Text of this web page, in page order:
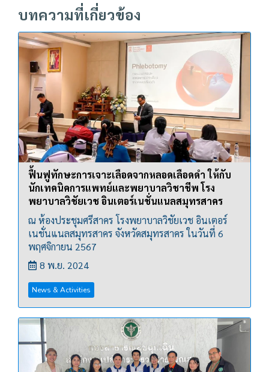
บทความที่เกี่ยวข้อง
ฟื้นฟูทักษะการเจาะเลือดจากหลอดเลือดดำ ให้กับ
นักเทคนิคการแพทย์และพยาบาลวิชาชีพ โรง
พยาบาลวิชัยเวช อินเตอร์เนชั่นแนลสมุทรสาคร
ณ ห้องประชุมศรีสาคร โรงพยาบาลวิชัยเวช อินเตอร์
เนชั่นแนลสมุทรสาคร จังหวัดสมุทรสาคร ในวันที่ 6
พฤศจิกายน 2567
8 พ.ย. 2024
News & Activities